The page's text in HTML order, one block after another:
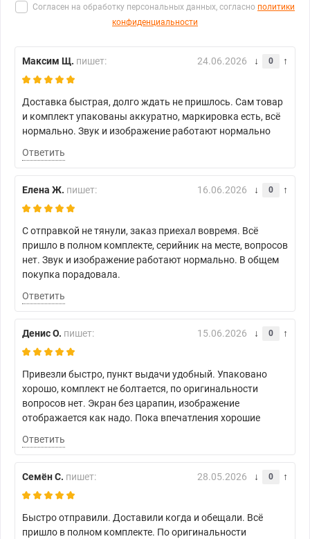
Согласен на обработку персональных данных, согласно политики
конфиденциальности
Максим Щ. пишет: 24.06.2026 0
Доставка быстрая, долго ждать не пришлось. Сам товар
и комплект упакованы аккуратно, маркировка есть, всё
нормально. Звук и изображение работают нормально
Ответить
Елена Ж. пишет: 16.06.2026 0
С отправкой не тянули, заказ приехал вовремя. Всё
пришло в полном комплекте, серийник на месте, вопросов
нет. Звук и изображение работают нормально. В общем
покупка порадовала.
Ответить
Денис О. пишет: 15.06.2026 0
Привезли быстро, пункт выдачи удобный. Упаковано
хорошо, комплект не болтается, по оригинальности
вопросов нет. Экран без царапин, изображение
отображается как надо. Пока впечатления хорошие
Ответить
Семён С. пишет: 28.05.2026 0
Быстро отправили. Доставили когда и обещали. Всё
пришло в полном комплекте. По оригинальности